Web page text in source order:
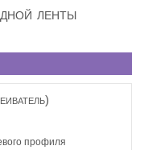
ленты
профиля